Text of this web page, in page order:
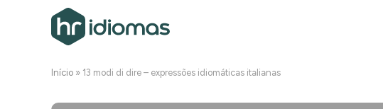
Início » 13 modi di dire – expressões idiomáticas italianas